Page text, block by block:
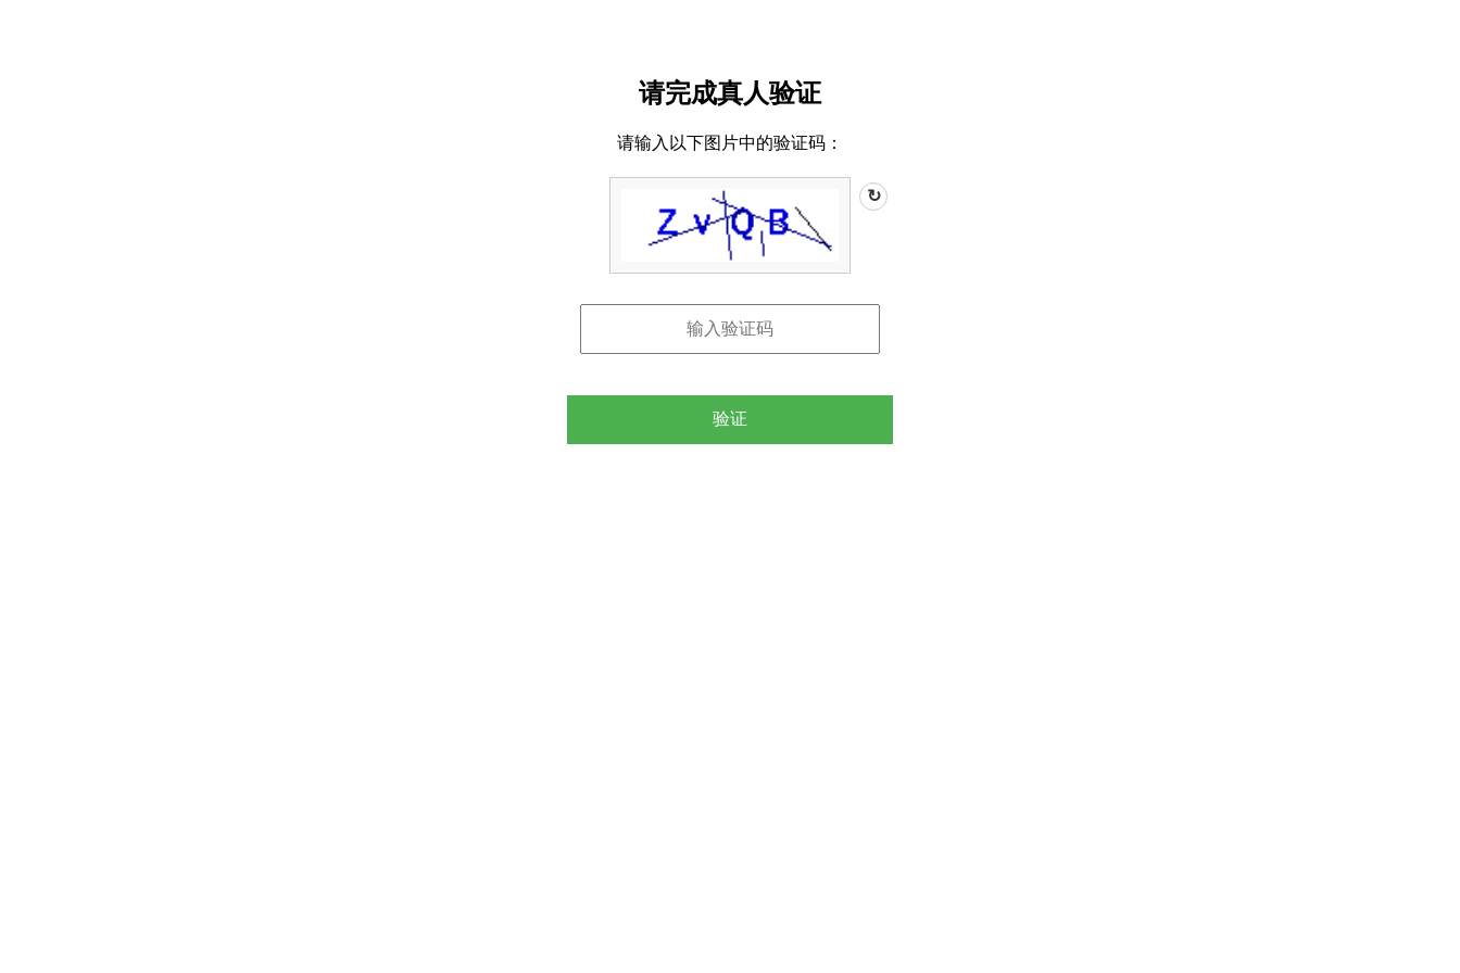
请完成真人验证
请输入以下图片中的验证码：
↻
验证